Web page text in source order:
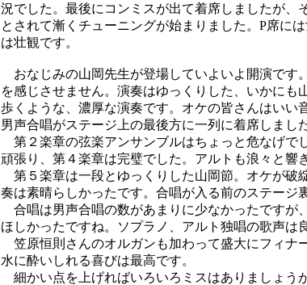
況でした。最後にコンミスが出て着席しましたが
とされて漸くチューニングが始まりました。P席に
は壮観です。
おなじみの山岡先生が登場していよいよ開演です
を感じさせません。演奏はゆっくりした、いかに
歩くような、濃厚な演奏です。オケの皆さんはい
男声合唱がステージ上の最後方に一列に着席しました
第２楽章の弦楽アンサンブルはちょっと危なげで
頑張り、第４楽章は完璧でした。アルトも浪々と響
第５楽章は一段とゆっくりした山岡節。オケが破
奏は素晴らしかったです。合唱が入る前のステージ
合唱は男声合唱の数があまりに少なかったですが
ほしかったですね。ソプラノ、アルト独唱の歌声は
笠原恒則さんのオルガンも加わって盛大にフィナ
水に酔いしれる喜びは最高です。
細かい点を上げればいろいろミスはありましょう